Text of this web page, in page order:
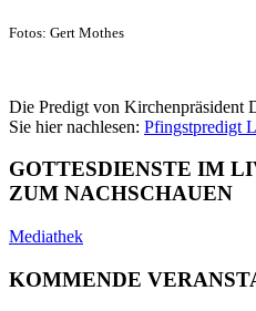
Fotos: Gert Mothes
Die Predigt von Kirchenpräsident
Sie hier nachlesen: Pfingstpredigt
GOTTESDIENSTE IM
ZUM NACHSCHAUEN
Mediathek
KOMMENDE